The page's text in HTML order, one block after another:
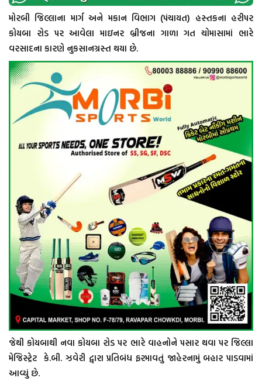
મોરબી જિલ્લાના માર્ગ અને મકાન વિભાગ (પંચાયત) હસ્તકના હરીપર
કોયબા રોડ પર આવેલા માઇનર બ્રીજના ગાળા ગત ચોમાસામાં ભારે
વરસાદના કારણે નુકસાનગ્રસ્ત થયા છે.
જેથી કોયબાથી નવા કોયબા રોડ પર ભારે વાહનોને પસાર થવા પર જિલ્લા
મેજિસ્ટ્રેટ કે.બી. ઝવેરી દ્વારા પ્રતિબંધ ફરમાવતું જાહેરનામું બહાર પાડવામાં
આવ્યું છે.